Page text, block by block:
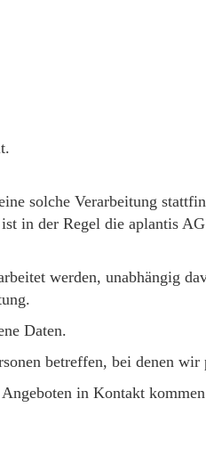
solche Verarbeitung
in der Regel die aplantis
werden, unabhängig
Daten.
betreffen, bei denen wir
in Kontakt